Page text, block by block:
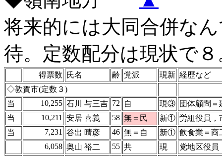
将来的には大同合併な
待。定数配分は現状で
得票数 氏名 齢 党派 現新 経歴など
◇敦賀市(定数３)
当
10,255 石川 与三吉 72 自 現③ 団体顧問＝
当
10,211 安居 喜義 58 無＝民 新① 労組役員，
当
7,231 谷出 晴彦 46 無＝自 新① 飲食業＝商
6,058 奥山 裕二 55 共 現
党地区役員